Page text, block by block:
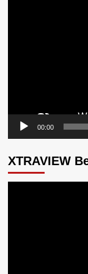
00:00
XTRAVIEW